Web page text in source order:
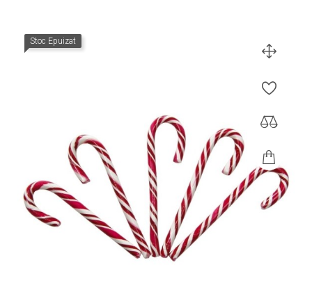
Stoc Epuizat